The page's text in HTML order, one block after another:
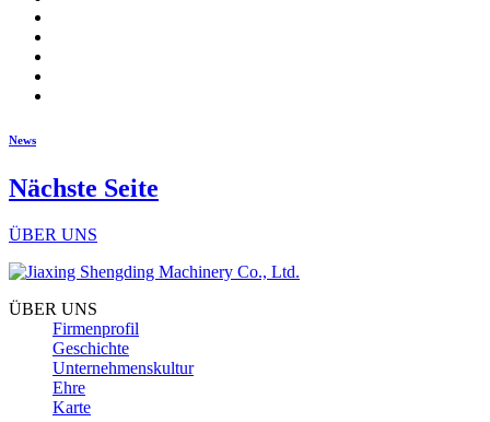
News
Nächste Seite
ÜBER UNS
ÜBER UNS
Firmenprofil
Geschichte
Unternehmenskultur
Ehre
Karte